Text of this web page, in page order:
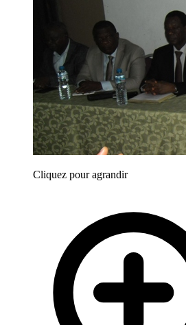
Cliquez pour agrandir